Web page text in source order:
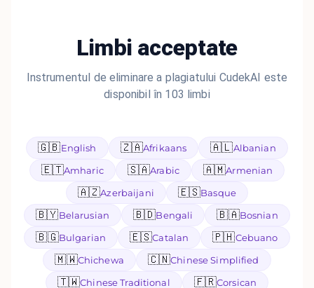
Limbi acceptate
Instrumentul de eliminare a plagiatului CudekAI este
disponibil în 103 limbi
🇬🇧English 🇿🇦Afrikaans 🇦🇱Albanian
🇪🇹Amharic 🇸🇦Arabic 🇦🇲Armenian
🇦🇿Azerbaijani 🇪🇸Basque
🇧🇾Belarusian 🇧🇩Bengali 🇧🇦Bosnian
🇧🇬Bulgarian 🇪🇸Catalan 🇵🇭Cebuano
🇲🇼Chichewa 🇨🇳Chinese Simplified
🇹🇼Chinese Traditional 🇫🇷Corsican